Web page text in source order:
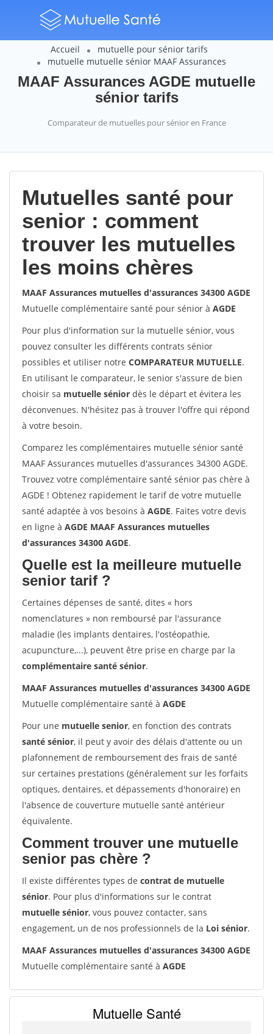
Accueil
mutuelle pour sénior tarifs
mutuelle mutuelle sénior MAAF Assurances
MAAF Assurances AGDE mutuelle
sénior tarifs
Comparateur de mutuelles pour sénior en France
Mutuelles santé pour
senior : comment
trouver les mutuelles
les moins chères
MAAF Assurances mutuelles d'assurances 34300 AGDE
Mutuelle complémentaire santé pour sénior à AGDE
Pour plus d'information sur la mutuelle sénior, vous
pouvez consulter les différents contrats sénior
possibles et utiliser notre COMPARATEUR MUTUELLE.
En utilisant le comparateur, le senior s'assure de bien
choisir sa mutuelle sénior dès le départ et évitera les
déconvenues. N'hésitez pas à trouver l'offre qui répond
à votre besoin.
Comparez les complémentaires mutuelle sénior santé
MAAF Assurances mutuelles d'assurances 34300 AGDE.
Trouvez votre complémentaire santé sénior pas chère à
AGDE ! Obtenez rapidement le tarif de votre mutuelle
santé adaptée à vos besoins à AGDE. Faites votre devis
en ligne à AGDE MAAF Assurances mutuelles
d'assurances 34300 AGDE.
Quelle est la meilleure mutuelle
senior tarif ?
Certaines dépenses de santé, dites « hors
nomenclatures » non remboursé par l'assurance
maladie (les implants dentaires, l'ostéopathie,
acupuncture,...), peuvent être prise en charge par la
complémentaire santé sénior.
MAAF Assurances mutuelles d'assurances 34300 AGDE
Mutuelle complémentaire santé à AGDE
Pour une mutuelle senior, en fonction des contrats
santé sénior, il peut y avoir des délais d'attente ou un
plafonnement de remboursement des frais de santé
sur certaines prestations (généralement sur les forfaits
optiques, dentaires, et dépassements d'honoraire) en
l'absence de couverture mutuelle santé antérieur
équivalente.
Comment trouver une mutuelle
senior pas chère ?
Il existe différentes types de contrat de mutuelle
sénior. Pour plus d'informations sur le contrat
mutuelle sénior, vous pouvez contacter, sans
engagement, un de nos professionnels de la Loi sénior.
MAAF Assurances mutuelles d'assurances 34300 AGDE
Mutuelle complémentaire santé à AGDE